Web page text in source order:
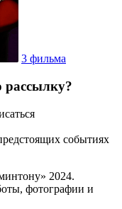
3 фильма
рассылку?
событиях
2024.
фотографии и